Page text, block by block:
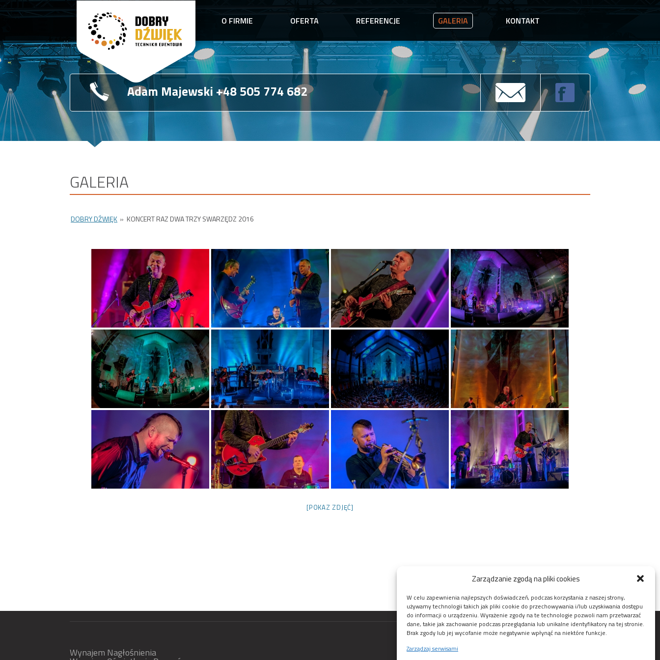
Zarządzanie zgodą na pliki cookies
W celu zapewnienia najlepszych doświadczeń, podczas korzystania z naszej strony,
używamy technologii takich jak pliki cookie do przechowywania i/lub uzyskiwania dostępu
do informacji o urządzeniu. Wyrażenie zgody na te technologie pozwoli nam przetwarzać
dane, takie jak zachowanie podczas przeglądania lub unikalne identyfikatory na tej stronie.
Brak zgody lub jej wycofanie może negatywnie wpłynąć na niektóre funkcje.
Zarządzaj serwisami
O FIRMIE OFERTA REFERENCJE GALERIA KONTAKT
Adam Majewski +48 505 774 682
GALERIA
DOBRY DŹWIĘK » KONCERT RAZ DWA TRZY SWARZĘDZ 2016
[POKAZ ZDJĘĆ]
Wynajem Nagłośnienia